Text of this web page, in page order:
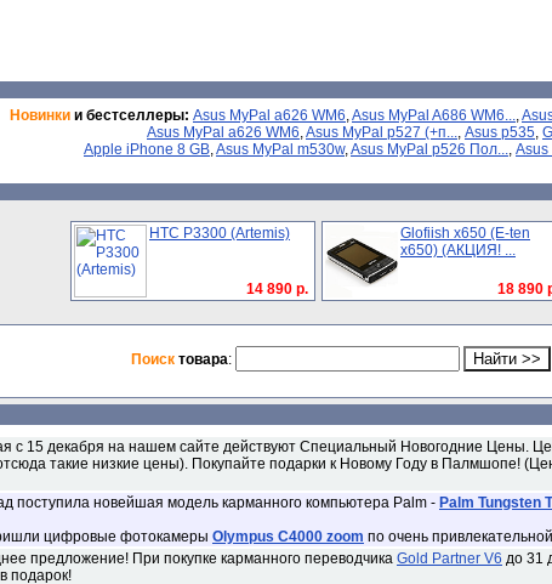
Новинки и бестселлеры: Asus MyPal a626 WM6,Asus MyPal A686 WM6...,
Asus MyPal a626 WM6,Asus MyPal p527 (+п..., Asus p535,
Apple iPhone 8 GB,Asus MyPal m530w,Asus MyPal p526 Пол..., Asus
HTC P3300 (Artemis)
14 890 р.
Glofiish x650 (E-ten
x650) (АКЦИЯ! ...
18 890
Поиск товара:
с 15 декабря на нашем сайте действуют Специальный Новогодние Цены.
такие низкие цены). Покупайте подарки к Новому Году в Палмшопе!
поступила новейшая модель карманного компьютера Palm - Palm Tungsten T
цифровые фотокамеры Olympus C4000 zoom по очень
предложение! При покупке карманного переводчика Gold Partner V6 до 31
подарок!